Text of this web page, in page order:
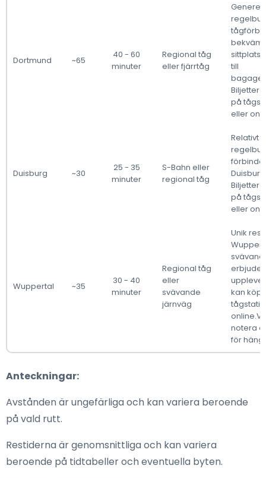
Dortmund ~65
40 - 60
minuter
Regional tåg
eller fjärrtåg
till
Biljetter
på
eller
Duisburg ~30
25 - 35
minuter
S-Bahn eller
regional tåg
Relativt
Biljetter
på
eller
Wuppertal ~35
30 - 40
minuter
Regional tåg
eller
svävande
järnväg
Unik
kan
notera
för
Anteckningar:
Avstånden är ungefärliga och kan variera beroende
på vald rutt.
Restiderna är genomsnittliga och kan variera
beroende på tidtabeller och eventuella byten.